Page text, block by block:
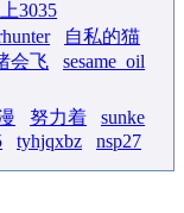
3035
自私的猫
会飞
sesame_oil
努力着
sunke
tyhjqxbz nsp27